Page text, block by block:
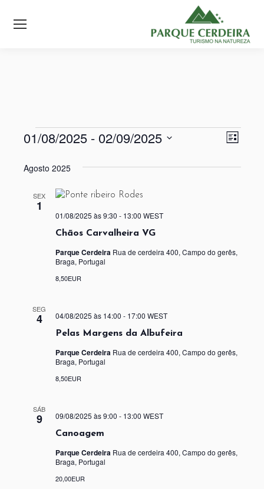
Eventos
de
Lista
01/08/2025 - 02/09/2025
a
Agosto 2025
SEX
1
Chãos Carvalheira VG
01/08/2025 às 9:30 - 13:00 WEST
Parque Cerdeira Rua de cerdeira 400, Campo do gerês,
Braga, Portugal
8,50EUR
SEG
4
Pelas Margens da Albufeira
04/08/2025 às 14:00 - 17:00 WEST
Parque Cerdeira Rua de cerdeira 400, Campo do gerês,
Braga, Portugal
8,50EUR
SÁB
9
Canoagem
09/08/2025 às 9:00 - 13:00 WEST
Parque Cerdeira Rua de cerdeira 400, Campo do gerês,
Braga, Portugal
20,00EUR